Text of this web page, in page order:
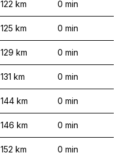
122 km 0 min
125 km 0 min
129 km 0 min
131 km 0 min
144 km 0 min
146 km 0 min
152 km 0 min